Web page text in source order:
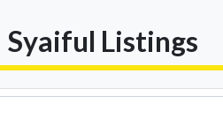
Syaiful Listings